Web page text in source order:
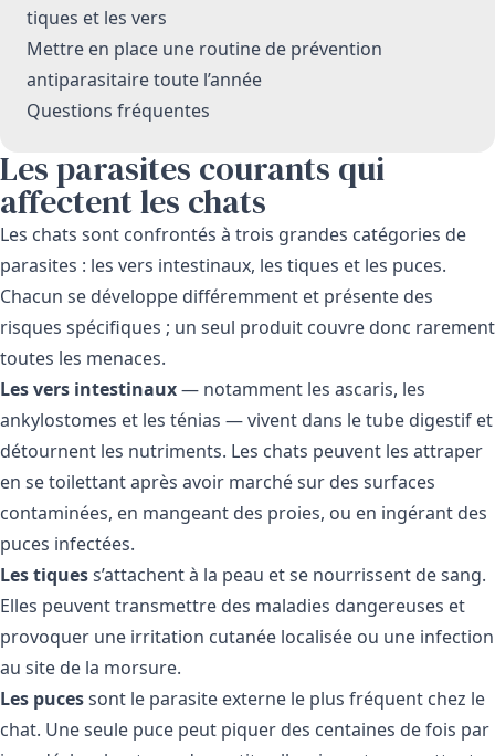
tiques et les vers
Mettre en place une routine de prévention
antiparasitaire toute l’année
Questions fréquentes
Les parasites courants qui
affectent les chats
Les chats sont confrontés à trois grandes catégories de
parasites : les vers intestinaux, les tiques et les puces.
Chacun se développe différemment et présente des
risques spécifiques ; un seul produit couvre donc rarement
toutes les menaces.
Les vers intestinaux— notamment les ascaris, les
ankylostomes et les ténias — vivent dans le tube digestif et
détournent les nutriments. Les chats peuvent les attraper
en se toilettant après avoir marché sur des surfaces
contaminées, en mangeant des proies, ou en ingérant des
puces infectées.
Les tiquess’attachent à la peau et se nourrissent de sang.
Elles peuvent transmettre des maladies dangereuses et
provoquer une irritation cutanée localisée ou une infection
au site de la morsure.
Les pucessont le parasite externe le plus fréquent chez le
chat. Une seule puce peut piquer des centaines de fois par